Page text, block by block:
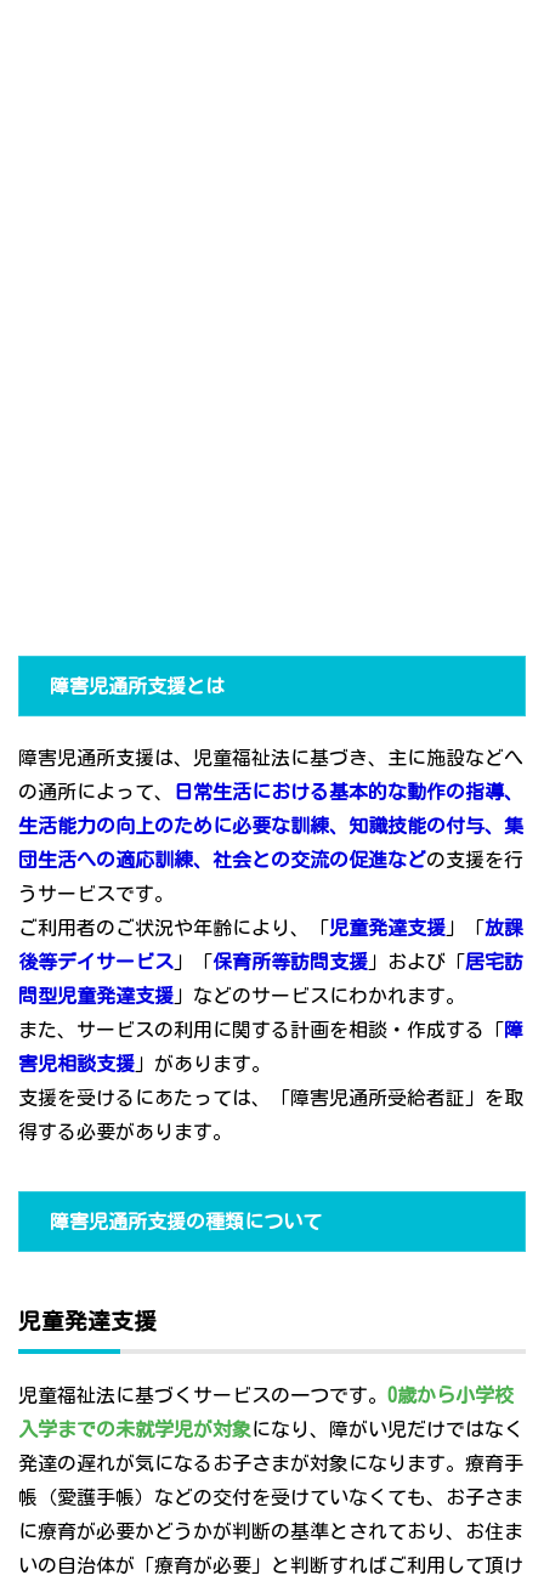
障害児通所支援とは
障害児通所支援は、児童福祉法に基づき、主に施設などへ
の通所によって、
日常生活における基本的な動作の指導、
生活能力の向上のために必要な訓練、知識技能の付与、集
団生活への適応訓練、社会との交流の促進などの支援を行
うサービスです。
ご利用者のご状況や年齢により、「児童発達支援 」「放課
後等デイサービス 」「保育所等訪問支援 」および「居宅訪
問型児童発達支援 」などのサービスにわかれます。
また、サービスの利用に関する計画を相談・作成する「障
害児相談支援 」があります。
支援を受けるにあたっては、「障害児通所受給者証」を取
得する必要があります。
障害児通所支援の種類について
児童発達支援
児童福祉法に基づくサービスの一つです。 0歳から小学校
入学までの未就学児が対象になり、障がい児だけではなく
発達の遅れが気になるお子さまが対象になります。療育手
帳（愛護手帳）などの交付を受けていなくても、お子さま
に療育が必要かどうかが判断の基準とされており、お住ま
いの自治体が「療育が必要」と判断すればご利用して頂け